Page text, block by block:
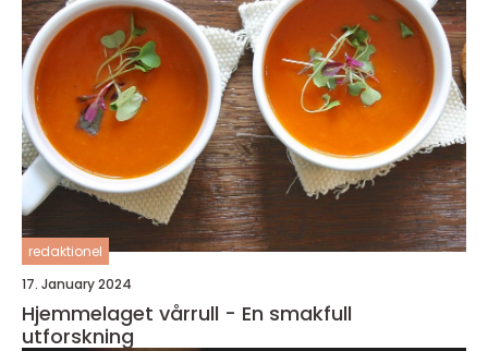
redaktionel
17. January 2024
Hjemmelaget vårrull - En smakfull
utforskning